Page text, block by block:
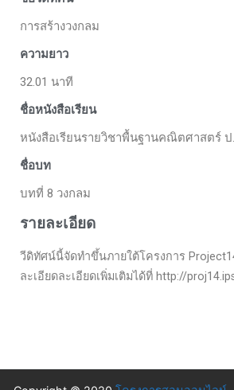
การสร้างวงกลม
ความยาว
32.01 นาที
ชื่อหนังสือเรียน
หนังสือเรียนรายวิชาพื้นฐานคณิตศาสตร์ ป
ชื่อบท
บทที่ 8 วงกลม
รายละเอียด
วีดิทัศน์นี้จัดทำขึ้นภายใต้โครงการ
ละเอียดละเอียดเพิ่มเติมได้ที่ http://